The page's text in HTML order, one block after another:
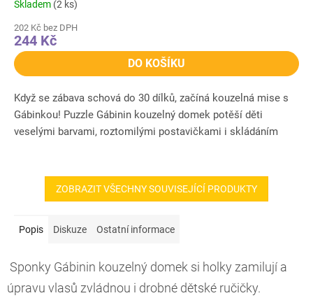
Skladem (2 ks)
202 Kč bez DPH
244 Kč
DO KOŠÍKU
Když se zábava schová do 30 dílků, začíná kouzelná mise s
Gábinkou! Puzzle Gábinin kouzelný domek potěší děti
veselými barvami, roztomilými postavičkami i skládáním
ZOBRAZIT VŠECHNY SOUVISEJÍCÍ PRODUKTY
Popis Diskuze Ostatní informace
Sponky Gábinin kouzelný domek si holky zamilují a
úpravu vlasů zvládnou i drobné dětské ručičky.